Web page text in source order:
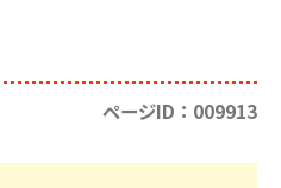
ページID：009913